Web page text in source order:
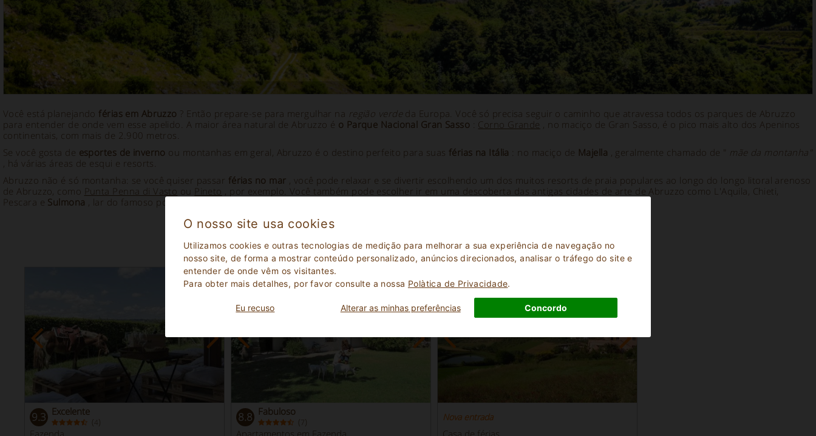
O nosso site usa cookies
Utilizamos cookies e outras tecnologias de medição para melhorar a sua experiência de navegação no
nosso site, de forma a mostrar conteúdo personalizado, anúncios direcionados, analisar o tráfego do site e
entender de onde vêm os visitantes.
Para obter mais detalhes, por favor consulte a nossa Polà­tica de Privacidade.
Eu recuso Alterar as minhas preferências Concordo
Você está planejando férias em Abruzzo ? Então prepare-se para mergulhar na região verdeda Europa. Você só precisa seguir o caminho que atravessa todos os parques de Abruzzo
para entender de onde vem esse apelido. A maior área natural de Abruzzo é o Parque Nacional Gran Sasso : Corno Grande , no maciço de Gran Sasso, é o pico mais alto dos Apeninos
continentais, com mais de 2.900 metros.
Se você gosta de esportes de inverno ou montanhas em geral, Abruzzo é o destino perfeito para suas férias na Itália : no maciço de Majella , geralmente chamado de " mãe da montanha"
, há várias áreas de esqui e resorts.
Abruzzo não é só montanha: se você quiser passar férias no mar , você pode relaxar e se divertir escolhendo um dos muitos resorts de praia populares ao longo do longo litoral arenoso
de Abruzzo, como Punta Penna di Vasto ou Pineto , por exemplo. Você também pode escolher ir em uma descoberta das antigas cidades de arte de Abruzzo como L'Aquila, Chieti,
Pescara e Sulmona , lar do famoso poeta romano Ovidio.
Propriedades em destaque- Abruzzo
9.3 Excelente
( 4 )
Fazenda
8.8 Fabuloso
( 7 )
Apartamentos em Fazenda
Nova entrada
Casa de férias